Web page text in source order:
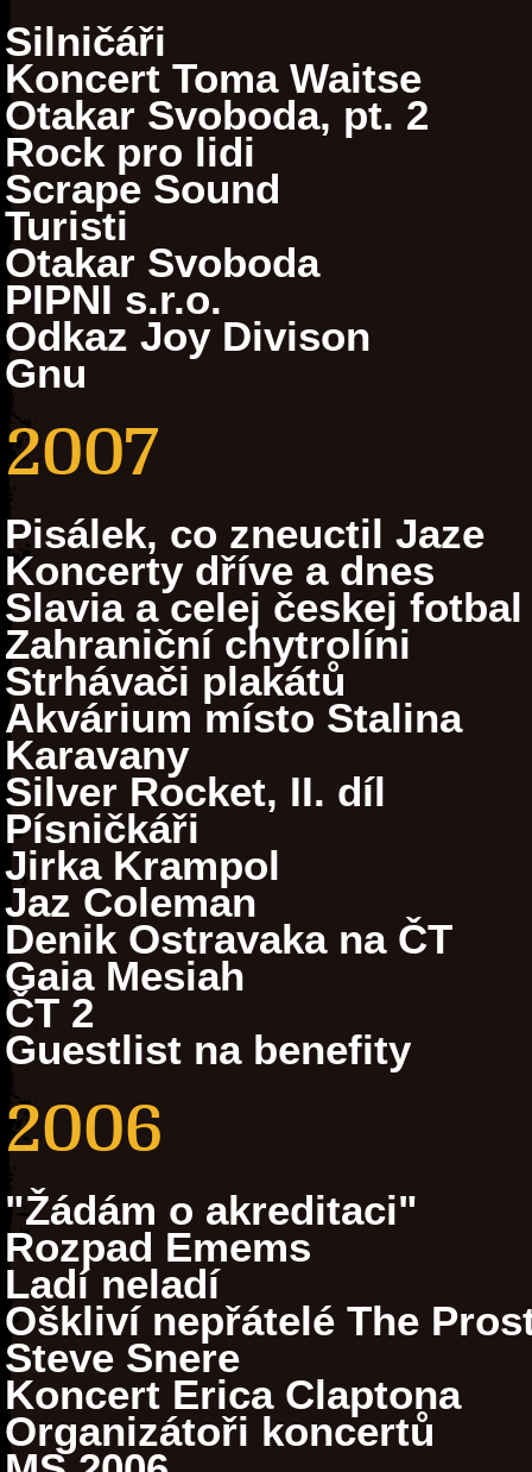
Silničáři
Koncert Toma Waitse
Otakar Svoboda, pt. 2
Rock pro lidi
Scrape Sound
Turisti
Otakar Svoboda
PIPNI s.r.o.
Odkaz Joy Divison
Gnu
2007
Pisálek, co zneuctil Jaze
Koncerty dříve a dnes
Slavia a celej českej fotbal
Zahraniční chytrolíni
Strhávači plakátů
Akvárium místo Stalina
Karavany
Silver Rocket, II. díl
Písničkáři
Jirka Krampol
Jaz Coleman
Denik Ostravaka na ČT
Gaia Mesiah
ČT 2
Guestlist na benefity
2006
"Žádám o akreditaci"
Rozpad Emems
Ladí neladí
Oškliví nepřátelé The
Steve Snere
Koncert Erica Claptona
Organizátoři koncertů